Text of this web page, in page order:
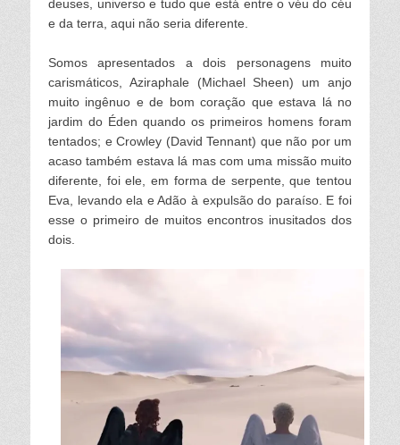
deuses, universo e tudo que está entre o véu do céu
e da terra, aqui não seria diferente.
Somos apresentados a dois personagens muito
carismáticos, Aziraphale (Michael Sheen) um anjo
muito ingênuo e de bom coração que estava lá no
jardim do Éden quando os primeiros homens foram
tentados; e Crowley (David Tennant) que não por um
acaso também estava lá mas com uma missão muito
diferente, foi ele, em forma de serpente, que tentou
Eva, levando ela e Adão à expulsão do paraíso. E foi
esse o primeiro de muitos encontros inusitados dos
dois.